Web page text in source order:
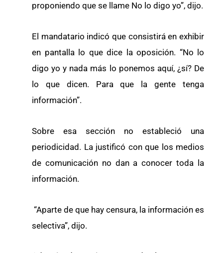
proponiendo que se llame No lo digo yo”, dijo.
El mandatario indicó que consistirá en exhibir
en pantalla lo que dice la oposición. “No lo
digo yo y nada más lo ponemos aquí, ¿sí? De
lo que dicen. Para que la gente tenga
información”.
Sobre esa sección no estableció una
periodicidad. La justificó con que los medios
de comunicación no dan a conocer toda la
información.
“Aparte de que hay censura, la información es
selectiva”, dijo.